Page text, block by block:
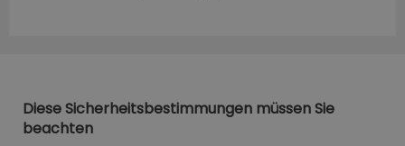
Diese Sicherheitsbestimmungen müssen Sie
beachten